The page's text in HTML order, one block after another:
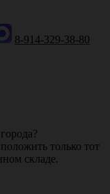
8-914-329-38-80
только тот
складе.